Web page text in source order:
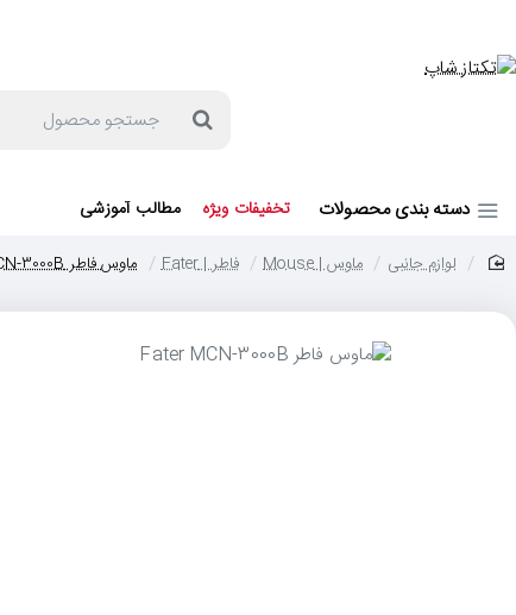
جستجو
دسته بندی محصولات تخفیفات ویژه مطالب آموزشی
لوازم جانبی ماوس | Mouse فاطر | Fater ماوس فاطر Fater MCN-3000B